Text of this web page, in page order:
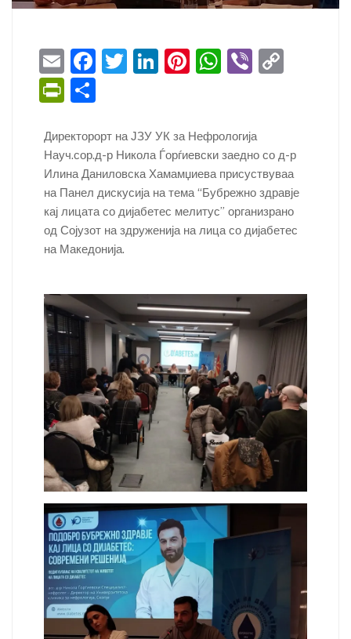
E
m
ai
l
F
e
b
o
o
k
T
er
Li
e
dI
n
Pi
e
st
W
s
A
p
p
Vi
Li
n
k
Pr
tF
ri
e
n
dl
ar
e
Директорорт на ЈЗУ УК за Нефрологија
Науч.сор.д-р Никола Ѓорѓиевски заедно со д-р
Илина Даниловска Хамамџиева присуствуваа
на Панел дискусија на тема “Бубрежно здравје
кај лицата со дијабетес мелитус” организрано
од Сојузот на здруженија на лица со дијабетес
на Македонија.